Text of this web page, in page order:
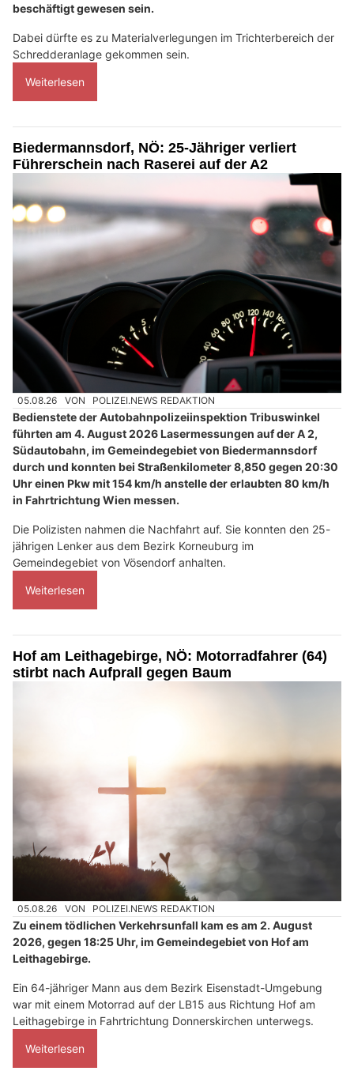
beschäftigt gewesen sein.
Dabei dürfte es zu Materialverlegungen im Trichterbereich der
Schredderanlage gekommen sein.
Weiterlesen
Biedermannsdorf, NÖ: 25-Jähriger verliert
Führerschein nach Raserei auf der A2
05.08.26 VON POLIZEI.NEWS REDAKTION
Bedienstete der Autobahnpolizeiinspektion Tribuswinkel
führten am 4. August 2026 Lasermessungen auf der A 2,
Südautobahn, im Gemeindegebiet von Biedermannsdorf
durch und konnten bei Straßenkilometer 8,850 gegen 20:30
Uhr einen Pkw mit 154 km/h anstelle der erlaubten 80 km/h
in Fahrtrichtung Wien messen.
Die Polizisten nahmen die Nachfahrt auf. Sie konnten den 25-
jährigen Lenker aus dem Bezirk Korneuburg im
Gemeindegebiet von Vösendorf anhalten.
Weiterlesen
Hof am Leithagebirge, NÖ: Motorradfahrer (64)
stirbt nach Aufprall gegen Baum
05.08.26 VON POLIZEI.NEWS REDAKTION
Zu einem tödlichen Verkehrsunfall kam es am 2. August
2026, gegen 18:25 Uhr, im Gemeindegebiet von Hof am
Leithagebirge.
Ein 64-jähriger Mann aus dem Bezirk Eisenstadt-Umgebung
war mit einem Motorrad auf der LB15 aus Richtung Hof am
Leithagebirge in Fahrtrichtung Donnerskirchen unterwegs.
Weiterlesen